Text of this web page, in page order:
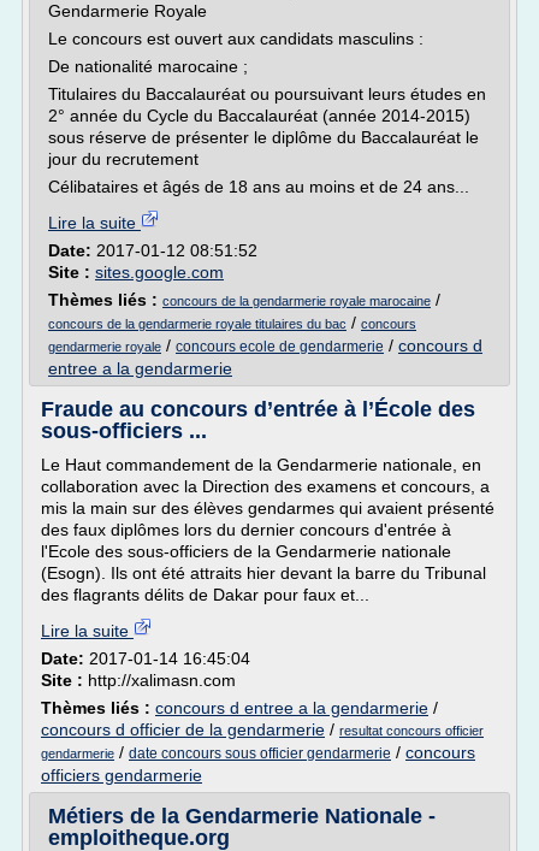
Gendarmerie Royale
Le concours est ouvert aux candidats masculins :
De nationalité marocaine ;
Titulaires du Baccalauréat ou poursuivant leurs études en
2° année du Cycle du Baccalauréat (année 2014-2015)
sous réserve de présenter le diplôme du Baccalauréat le
jour du recrutement
Célibataires et âgés de 18 ans au moins et de 24 ans...
Lire la suite
Date: 2017-01-12 08:51:52
Site : sites.google.com
Thèmes liés : concours de la gendarmerie royale marocaine /
concours de la gendarmerie royale titulaires du bac / concours
gendarmerie royale / concours ecole de gendarmerie / concours d
entree a la gendarmerie
Fraude au concours d’entrée à l’École des
sous-officiers ...
Le Haut commandement de la Gendarmerie nationale, en
collaboration avec la Direction des examens et concours, a
mis la main sur des élèves gendarmes qui avaient présenté
des faux diplômes lors du dernier concours d'entrée à
l'Ecole des sous-officiers de la Gendarmerie nationale
(Esogn). Ils ont été attraits hier devant la barre du Tribunal
des flagrants délits de Dakar pour faux et...
Lire la suite
Date: 2017-01-14 16:45:04
Site : http://xalimasn.com
Thèmes liés : concours d entree a la gendarmerie /
concours d officier de la gendarmerie / resultat concours officier
gendarmerie / date concours sous officier gendarmerie / concours
officiers gendarmerie
Métiers de la Gendarmerie Nationale -
emploitheque.org